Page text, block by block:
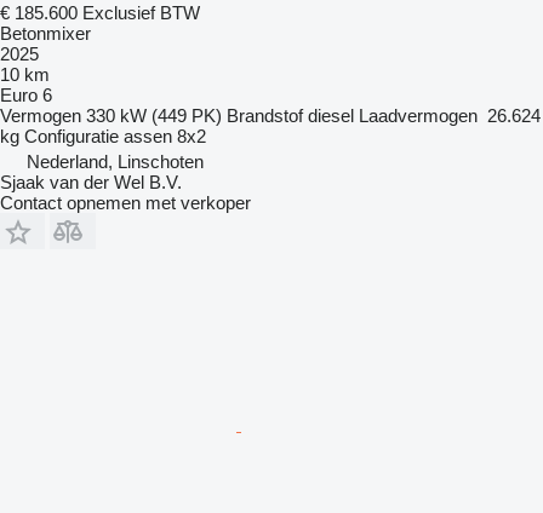
€ 185.600 Exclusief BTW
Betonmixer
2025
10 km
Euro 6
Vermogen 330 kW (449 PK) Brandstof diesel Laadvermogen 26.624
kg Configuratie assen 8x2
Nederland, Linschoten
Sjaak van der Wel B.V.
Contact opnemen met verkoper